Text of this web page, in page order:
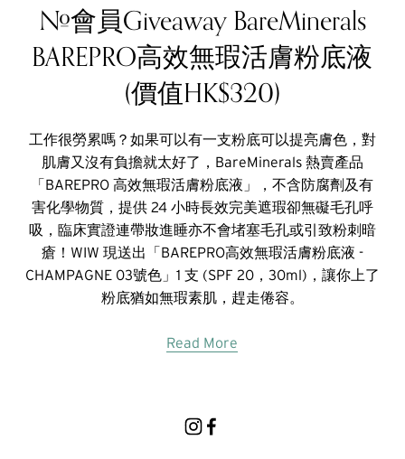
#會員Giveaway BareMinerals
BAREPRO高效無瑕活膚粉底液
(價值HK$320)
工作很勞累嗎？如果可以有一支粉底可以提亮膚色，對
肌膚又沒有負擔就太好了，BareMinerals 熱賣產品
「BAREPRO 高效無瑕活膚粉底液」，不含防腐劑及有
害化學物質，提供 24 小時長效完美遮瑕卻無礙毛孔呼
吸，臨床實證連帶妝進睡亦不會堵塞毛孔或引致粉刺暗
瘡！WIW 現送出「BAREPRO高效無瑕活膚粉底液 -
CHAMPAGNE 03號色」1 支 (SPF 20，30ml)，讓你上了
粉底猶如無瑕素肌，趕走倦容。
Read More